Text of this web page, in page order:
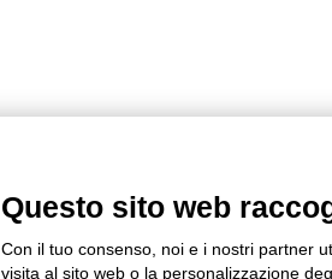
Questo sito web
Con il tuo consenso, noi e i nostri partner
visita al sito web o la personalizzazione